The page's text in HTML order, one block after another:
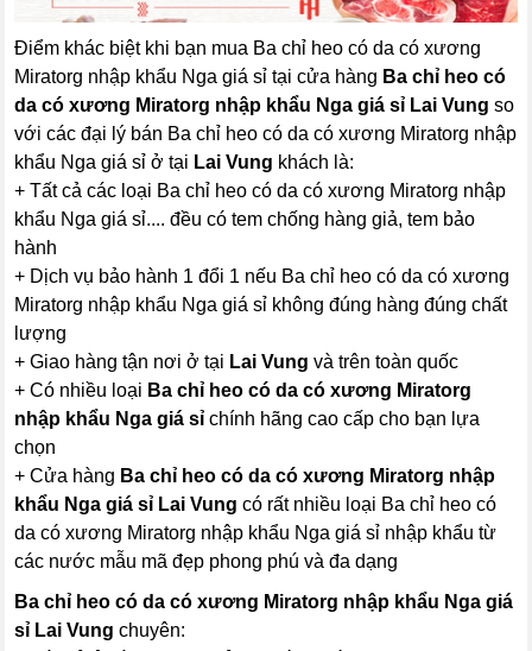
Điểm khác biệt khi bạn mua Ba chỉ heo có da có xương
Miratorg nhập khẩu Nga giá sỉ tại cửa hàng Ba chỉ heo có
da có xương Miratorg nhập khẩu Nga giá sỉ Lai Vung so
với các đại lý bán Ba chỉ heo có da có xương Miratorg nhập
khẩu Nga giá sỉ ở tại Lai Vung khách là:
+ Tất cả các loại Ba chỉ heo có da có xương Miratorg nhập
khẩu Nga giá sỉ.... đều có tem chống hàng giả, tem bảo
hành
+ Dịch vụ bảo hành 1 đổi 1 nếu Ba chỉ heo có da có xương
Miratorg nhập khẩu Nga giá sỉ không đúng hàng đúng chất
lượng
+ Giao hàng tận nơi ở tại Lai Vung và trên toàn quốc
+ Có nhiều loại Ba chỉ heo có da có xương Miratorg
nhập khẩu Nga giá sỉ chính hãng cao cấp cho bạn lựa
chọn
+ Cửa hàng Ba chỉ heo có da có xương Miratorg nhập
khẩu Nga giá sỉ Lai Vung có rất nhiều loại Ba chỉ heo có
da có xương Miratorg nhập khẩu Nga giá sỉ nhập khẩu từ
các nước mẫu mã đẹp phong phú và đa dạng
Ba chỉ heo có da có xương Miratorg nhập khẩu Nga giá
sỉ Lai Vungchuyên: